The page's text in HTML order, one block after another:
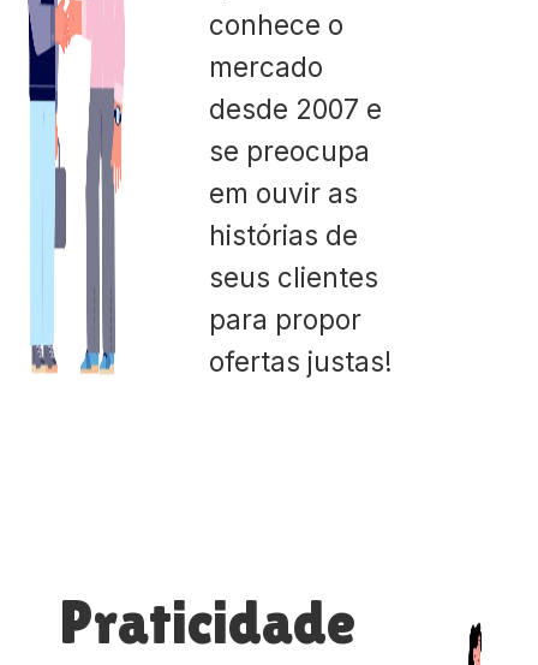
conhece o
mercado
desde 2007 e
se preocupa
em ouvir as
histórias de
seus clientes
para propor
ofertas justas!
Praticidade